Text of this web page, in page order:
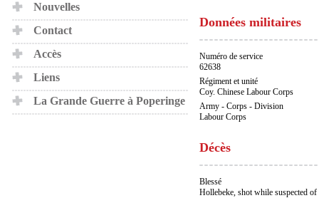
Nouvelles
Contact
Accès
Liens
La Grande Guerre à Poperinge
Données militaires
Numéro de service
62638
Régiment et unité
Coy. Chinese Labour Corps
Army - Corps - Division
Labour Corps
Décès
Blessé
Hollebeke, shot while suspected